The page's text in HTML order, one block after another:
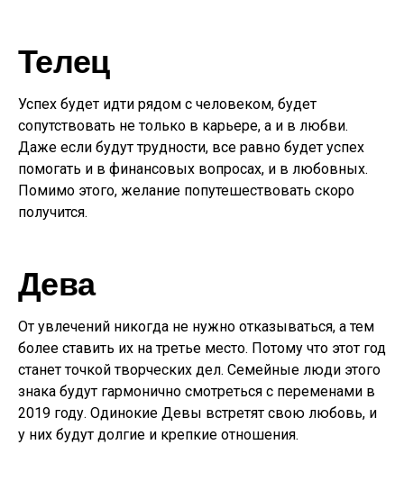
Телец
Успех будет идти рядом с человеком, будет
сопутствовать не только в карьере, а и в любви.
Даже если будут трудности, все равно будет успех
помогать и в финансовых вопросах, и в любовных.
Помимо этого, желание попутешествовать скоро
получится.
Дева
От увлечений никогда не нужно отказываться, а тем
более ставить их на третье место. Потому что этот год
станет точкой творческих дел. Семейные люди этого
знака будут гармонично смотреться с переменами в
2019 году. Одинокие Девы встретят свою любовь, и
у них будут долгие и крепкие отношения.